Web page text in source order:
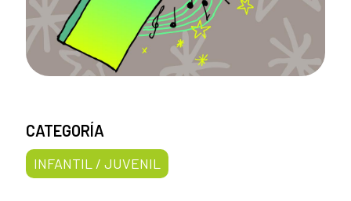
CATEGORÍA
INFANTIL / JUVENIL